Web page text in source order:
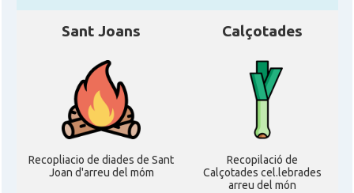
Sant Joans
Recopliacio de diades de Sant
Joan d'arreu del móm
Calçotades
Recopilació de
Calçotades cel.lebrades
arreu del món